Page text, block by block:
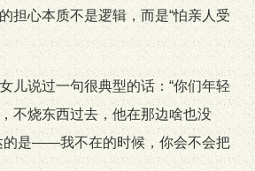
担心本质不是逻辑，而是“怕亲人受
儿说过一句很典型的话：“你们年轻
不烧东西过去，他在那边啥也没
的是——我不在的时候，你会不会把